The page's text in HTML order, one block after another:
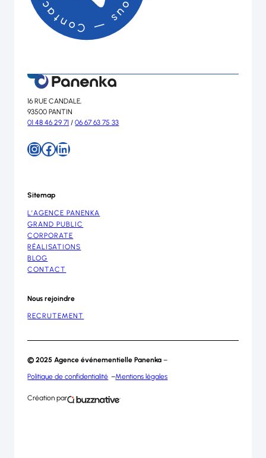
16 RUE CANDALE,
93500 PANTIN
01 48 46 29 71 /06 67 63 75 33
Instagram
Facebook
LinkedIn
Sitemap
L’AGENCE PANENKA
GRAND PUBLIC
CORPORATE
RÉALISATIONS
BLOG
CONTACT
Nous rejoindre
RECRUTEMENT
à
newsletter
Les
© 2025 Agence événementielle Panenka –
Politique de confidentialité
Mentions légales
Création par